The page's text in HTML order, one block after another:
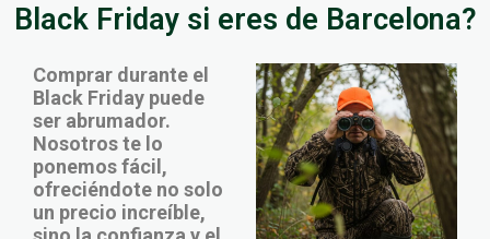
Black Friday si eres de Barcelona?
Comprar durante el
Black Friday puede
ser abrumador.
Nosotros te lo
ponemos fácil,
ofreciéndote no solo
un precio increíble,